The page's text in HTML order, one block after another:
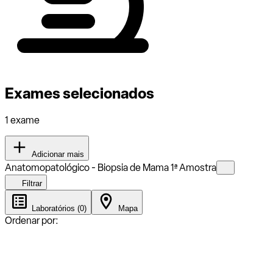
Exames selecionados
1 exame
Adicionar mais
Anatomopatológico - Biopsia de Mama 1ª Amostra
Filtrar
Laboratórios (0) Mapa
Ordenar por: